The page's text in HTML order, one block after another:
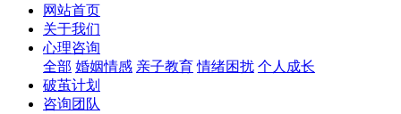
网站首页
关于我们
心理咨询
全部 婚姻情感 亲子教育 情绪困扰 个人成长
破茧计划
咨询团队